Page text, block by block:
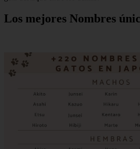
Los mejores Nombres